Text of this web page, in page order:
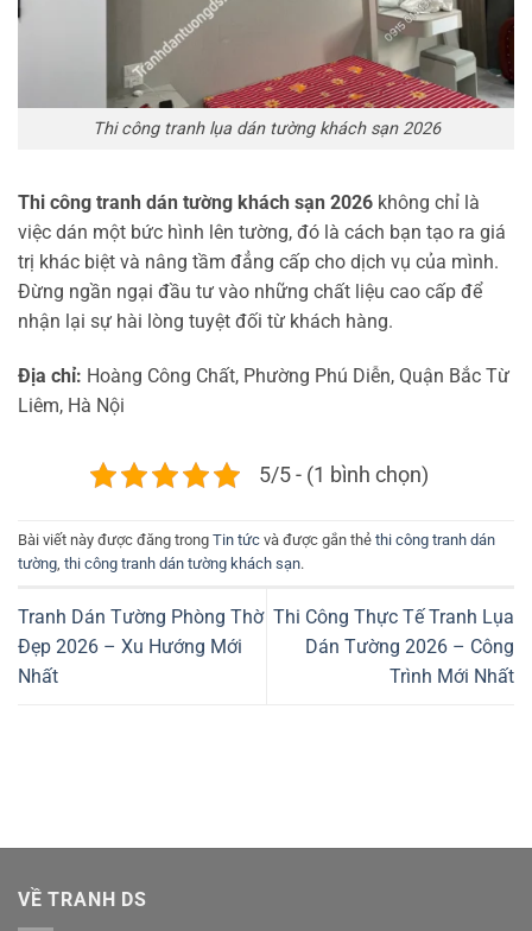
Thi công tranh lụa dán tường khách sạn 2026
Thi công tranh dán tường khách sạn 2026 không chỉ là
việc dán một bức hình lên tường, đó là cách bạn tạo ra giá
trị khác biệt và nâng tầm đẳng cấp cho dịch vụ của mình.
Đừng ngần ngại đầu tư vào những chất liệu cao cấp để
nhận lại sự hài lòng tuyệt đối từ khách hàng.
Địa chỉ: Hoàng Công Chất, Phường Phú Diễn, Quận Bắc Từ
Liêm, Hà Nội
5/5 - (1 bình chọn)
Bài viết này được đăng trong Tin tức và được gắn thẻ thi công tranh dán
tường, thi công tranh dán tường khách sạn.
Tranh Dán Tường Phòng Thờ
Đẹp 2026 – Xu Hướng Mới
Nhất
Thi Công Thực Tế Tranh Lụa
Dán Tường 2026 – Công
Trình Mới Nhất
VỀ TRANH DS